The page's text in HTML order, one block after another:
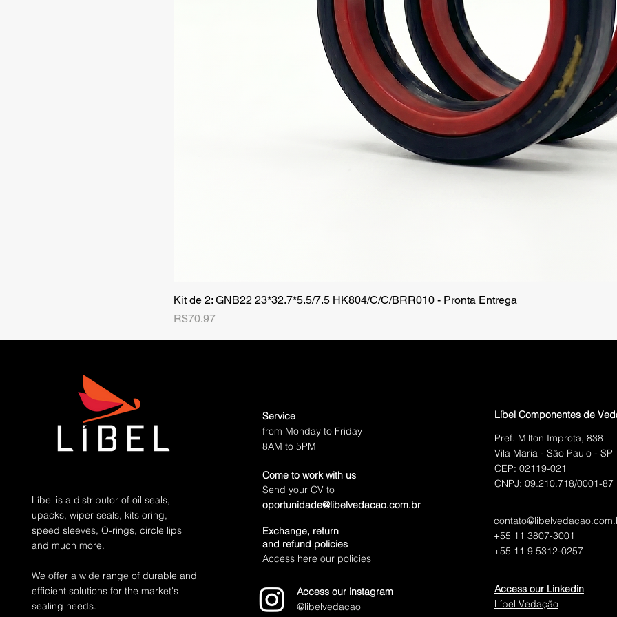
Quick View
Kit de 2: GNB22 23*32.7*5.5/7.5 HK804/C/C/BRR010 - Pronta Entrega
Price
R$70.97
Líbel is a distributor of oil seals,
upacks, wiper seals, kits oring,
speed sleeves, O-rings, circle lips
and much more.
We offer a wide range of durable and
efficient solutions for the market's
sealing needs.
Service
from Monday to Friday
8AM to 5PM
Come to work with us
Send your CV to
oportunidade@libelvedacao.com.br
Exchange, return
and refund policies
Access here our policies
Access our instagram
@libelvedacao
Líbel Componentes de
Pref. Milton Improta, 838
Vila Maria - São Paulo - SP
CEP: 02119-021
CNPJ: 09.210.718/0001-87
+55 11 3807-3001
+55 11 9 5312-0257
Access our Linkedin
Líbel Vedação